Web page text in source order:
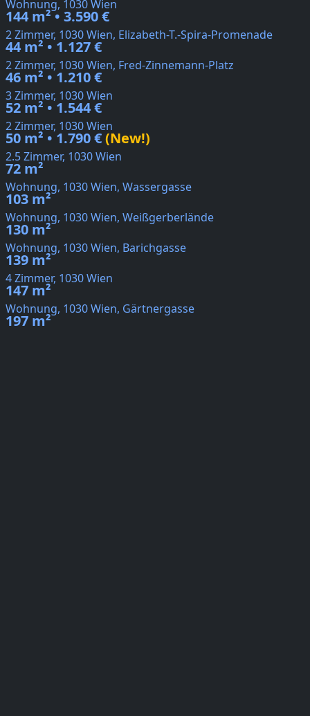
Wohnung, 1030 Wien
144 m² • 3.590 €
2 Zimmer, 1030 Wien, Elizabeth-T.-Spira-Promenade
44 m² • 1.127 €
2 Zimmer, 1030 Wien, Fred-Zinnemann-Platz
46 m² • 1.210 €
3 Zimmer, 1030 Wien
52 m² • 1.544 €
2 Zimmer, 1030 Wien
50 m² • 1.790 €(New!)
2.5 Zimmer, 1030 Wien
72 m²
Wohnung, 1030 Wien, Wassergasse
103 m²
Wohnung, 1030 Wien, Weißgerberlände
130 m²
Wohnung, 1030 Wien, Barichgasse
139 m²
4 Zimmer, 1030 Wien
147 m²
Wohnung, 1030 Wien, Gärtnergasse
197 m²